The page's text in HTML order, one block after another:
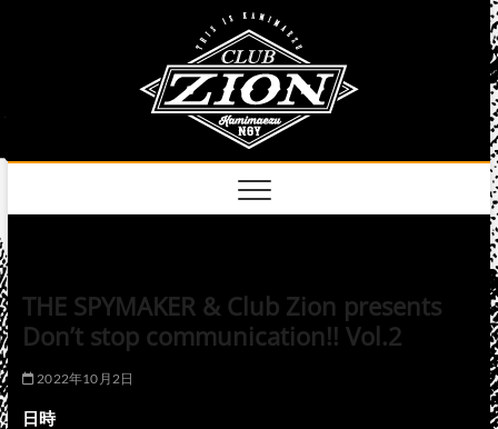
THE SPYMAKER & Club Zion presents
Don’t stop communication!! Vol.2
2022年10月2日
日時